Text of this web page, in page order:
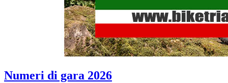
Numeri di gara 2026